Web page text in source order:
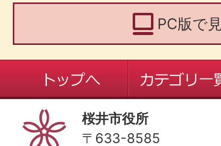
PC版で
桜井市役所
〒633-8585